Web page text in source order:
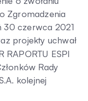
Zgromadzenia
30 czerwca 2021
projekty uchwał
RAPORTU ESPI
Rady
kolejnej